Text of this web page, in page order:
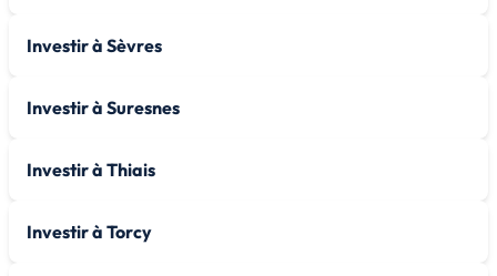
Investir à Sèvres
Investir à Suresnes
Investir à Thiais
Investir à Torcy